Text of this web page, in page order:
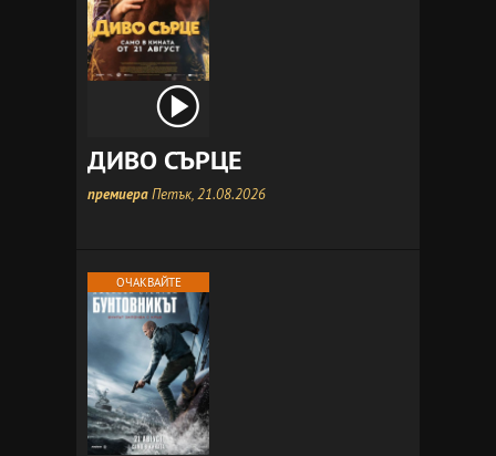
ДИВО СЪРЦЕ
премиераПетък, 21.08.2026
ОЧАКВАЙТЕ